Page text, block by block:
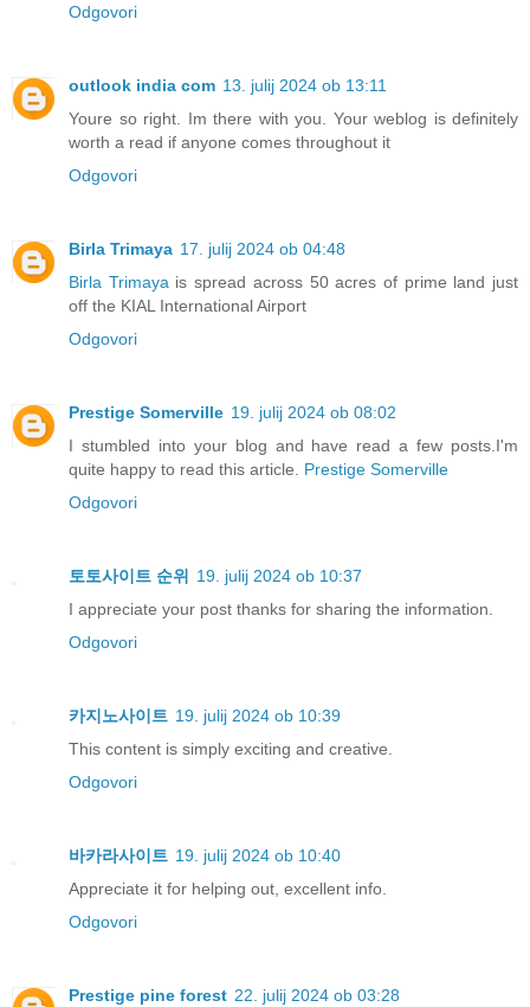
Odgovori
outlook india com 13. julij 2024 ob 13:11
Youre so right. Im there with you. Your weblog is definitely
worth a read if anyone comes throughout it
Odgovori
Birla Trimaya 17. julij 2024 ob 04:48
Birla Trimaya is spread across 50 acres of prime land just
off the KIAL International Airport
Odgovori
Prestige Somerville 19. julij 2024 ob 08:02
I stumbled into your blog and have read a few posts.I'm
quite happy to read this article. Prestige Somerville
Odgovori
토토사이트 순위
19. julij 2024 ob 10:37
I appreciate your post thanks for sharing the information.
Odgovori
카지노사이트 19. julij 2024 ob 10:39
This content is simply exciting and creative.
Odgovori
바카라사이트 19. julij 2024 ob 10:40
Appreciate it for helping out, excellent info.
Odgovori
Prestige pine forest 22. julij 2024 ob 03:28